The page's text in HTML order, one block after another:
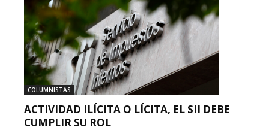
COLUMNISTAS
ACTIVIDAD ILÍCITA O LÍCITA, EL SII DEBE
CUMPLIR SU ROL